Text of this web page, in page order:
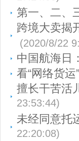
第一、二、
跨境大卖揭
(2020/8/22
中国航海日
看“网络货
擅长干苦活
23:53:44)
未经同意托
22:20:08)